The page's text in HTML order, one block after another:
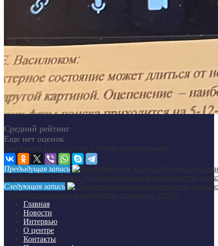
Средний рейтинг
Еще нет оценок
Предыдущая запись
Конференция в Казани «Профессиональное волонтерство
Следующая запись
Главная
Новости
Интервью
О центре
Контакты